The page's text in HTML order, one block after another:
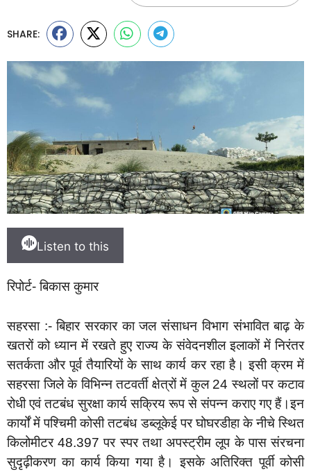
SHARE:
Listen to this
रिपोर्ट- बिकास कुमार
सहरसा :- बिहार सरकार का जल संसाधन विभाग संभावित बाढ़ के
खतरों को ध्यान में रखते हुए राज्य के संवेदनशील इलाकों में निरंतर
सतर्कता और पूर्व तैयारियों के साथ कार्य कर रहा है। इसी क्रम में
सहरसा जिले के विभिन्न तटवर्ती क्षेत्रों में कुल 24 स्थलों पर कटाव
रोधी एवं तटबंध सुरक्षा कार्य सक्रिय रूप से संपन्न कराए गए हैं।इन
कार्यों में पश्चिमी कोसी तटबंध डब्लूकेई पर घोघरडीहा के नीचे स्थित
किलोमीटर 48.397 पर स्पर तथा अपस्ट्रीम लूप के पास संरचना
सुदृढ़ीकरण का कार्य किया गया है। इसके अतिरिक्त पूर्वी कोसी